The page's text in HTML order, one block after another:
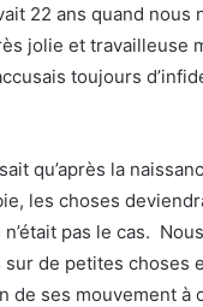
22 ans quand nous
jolie et travailleuse
toujours
qu’après la
les choses
pas le cas.
de petites choses
de ses mouvement à